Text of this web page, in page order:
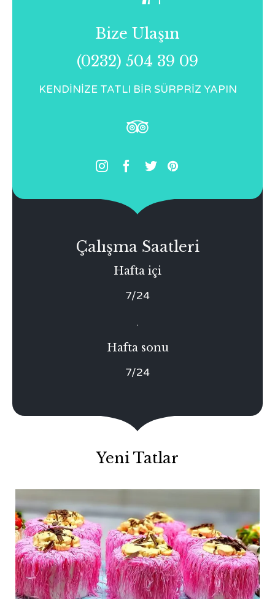
Bize Ulaşın
(0232) 504 39 09
KENDİNİZE TATLI BİR SÜRPRİZ YAPIN

   
Çalışma Saatleri
Hafta içi
7/24
.
Hafta sonu
7/24
Yeni Tatlar